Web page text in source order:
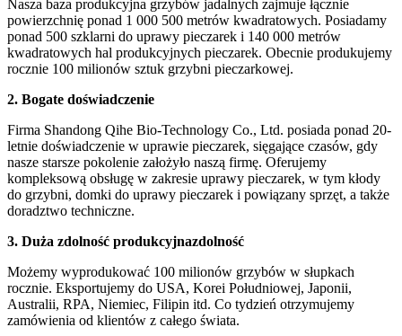
Nasza baza produkcyjna grzybów jadalnych zajmuje łącznie
powierzchnię ponad 1 000 500 metrów kwadratowych. Posiadamy
ponad 500 szklarni do uprawy pieczarek i 140 000 metrów
kwadratowych hal produkcyjnych pieczarek. Obecnie produkujemy
rocznie 100 milionów sztuk grzybni pieczarkowej.
2. Bogate doświadczenie
Firma Shandong Qihe Bio-Technology Co., Ltd. posiada ponad 20-
letnie doświadczenie w uprawie pieczarek, sięgające czasów, gdy
nasze starsze pokolenie założyło naszą firmę. Oferujemy
kompleksową obsługę w zakresie uprawy pieczarek, w tym kłody
do grzybni, domki do uprawy pieczarek i powiązany sprzęt, a także
doradztwo techniczne.
3. Duża zdolność produkcyjnazdolność
Możemy wyprodukować 100 milionów grzybów w słupkach
rocznie. Eksportujemy do USA, Korei Południowej, Japonii,
Australii, RPA, Niemiec, Filipin itd. Co tydzień otrzymujemy
zamówienia od klientów z całego świata.